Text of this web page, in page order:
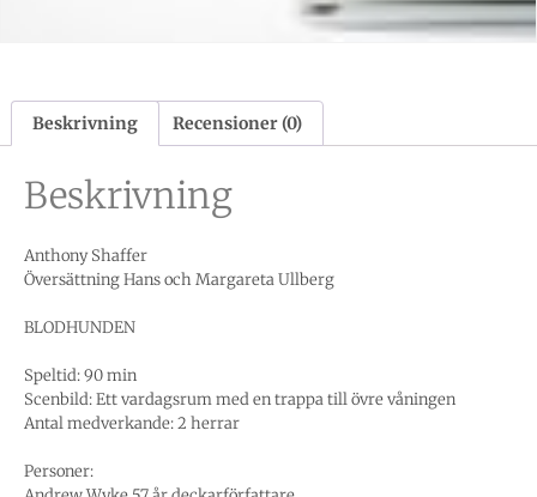
Beskrivning Recensioner (0)
Beskrivning
Anthony Shaffer
Översättning Hans och Margareta Ullberg
BLODHUNDEN
Speltid: 90 min
Scenbild: Ett vardagsrum med en trappa till övre våningen
Antal medverkande: 2 herrar
Personer: